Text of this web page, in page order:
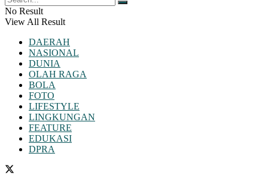
No Result
View All Result
DAERAH
NASIONAL
DUNIA
OLAH RAGA
BOLA
FOTO
LIFESTYLE
LINGKUNGAN
FEATURE
EDUKASI
DPRA